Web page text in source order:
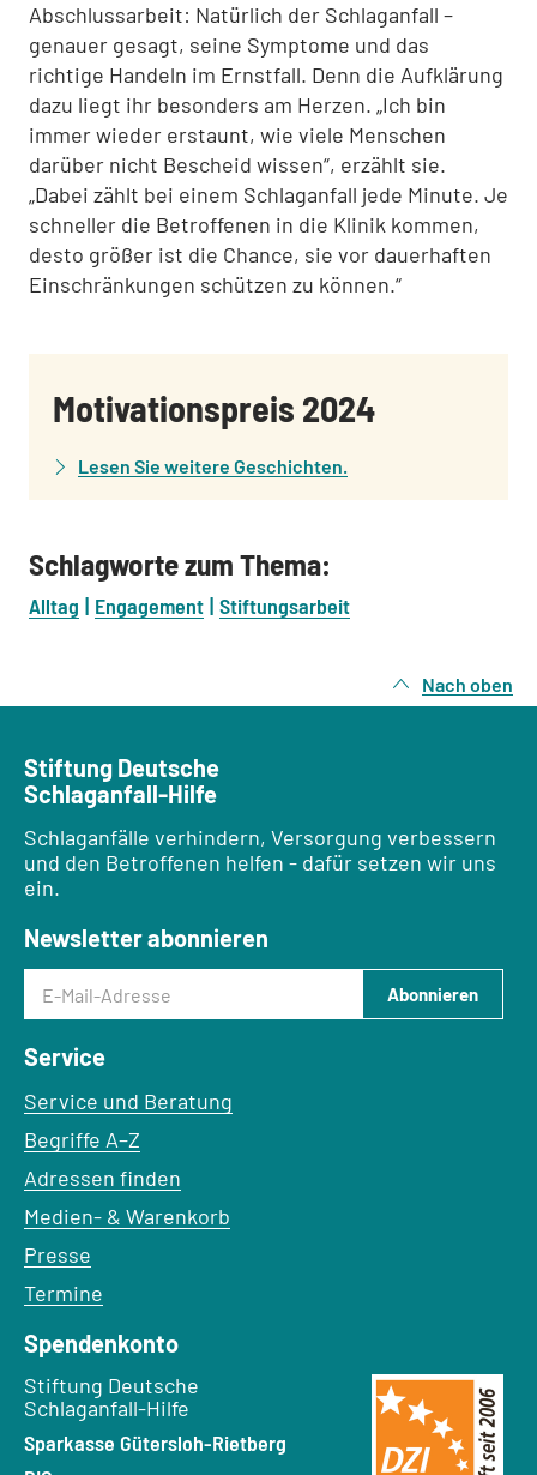
Abschlussarbeit: Natürlich der Schlaganfall –
genauer gesagt, seine Symptome und das
richtige Handeln im Ernstfall. Denn die Aufklärung
dazu liegt ihr besonders am Herzen. „Ich bin
immer wieder erstaunt, wie viele Menschen
darüber nicht Bescheid wissen“, erzählt sie.
„Dabei zählt bei einem Schlaganfall jede Minute. Je
schneller die Betroffenen in die Klinik kommen,
desto größer ist die Chance, sie vor dauerhaften
Einschränkungen schützen zu können.“
:Motivationspreis 2024
Lesen Sie weitere Geschichten.
Schlagworte zum Thema:
Alltag Engagement Stiftungsarbeit
Nach oben
Stiftung Deutsche
Schlaganfall-Hilfe
Schlaganfälle verhindern, Versorgung verbessern
und den Betroffenen helfen - dafür setzen wir uns
ein.
Newsletter abonnieren
E-Mail-Adresse
Abonnieren
Service
Service und Beratung
Begriffe A–Z
Adressen finden
Medien- & Warenkorb
Presse
Termine
Spendenkonto
Empfänger:
Stiftung Deutsche
Schlaganfall-Hilfe
Bank:
Sparkasse Gütersloh-Rietberg